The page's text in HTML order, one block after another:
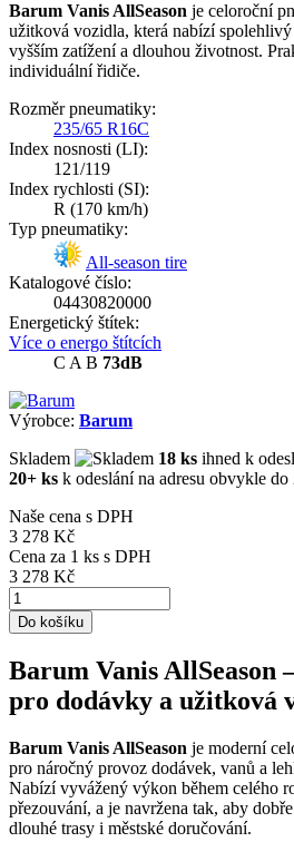
Barum Vanis AllSeason je celoroční
užitková vozidla, která nabízí
vyšším zatížení a dlouhou životnost.
individuální řidiče.
Rozměr pneumatiky:
235/65 R16C
Index nosnosti (LI):
121/119
Index rychlosti (SI):
R (170 km/h)
Typ pneumatiky:
All-season tire
Katalogové číslo:
04430820000
Energetický štítek:
Více o energo štítcích
C A B 73dB
Výrobce: Barum
Skladem
18 ks ihned k
20+ ks k odeslání na adresu obvykle
Naše cena s DPH
3 278 Kč
Cena za 1 ks s DPH
3 278 Kč
Do košíku
Barum Vanis AllSeason
pro dodávky a užitková
Barum Vanis AllSeason je moderní
pro náročný provoz dodávek, vanů a
Nabízí vyvážený výkon během celého
přezouvání, a je navržena tak, aby
dlouhé trasy i městské doručování.